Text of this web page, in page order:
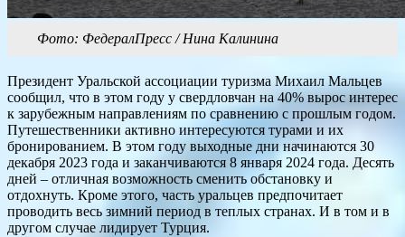
Фото: ФедералПресс / Нина Калинина
Президент Уральской ассоциации туризма Михаил Мальцев
сообщил, что в этом году у свердловчан на 40% вырос интерес
к зарубежным направлениям по сравнению с прошлым годом.
Путешественники активно интересуются турами и их
бронированием. В этом году выходные дни начинаются 30
декабря 2023 года и заканчиваются 8 января 2024 года. Десять
дней – отличная возможность сменить обстановку и
отдохнуть. Кроме этого, часть уральцев предпочитает
проводить весь зимний период в теплых странах. И в том и в
другом случае лидирует Турция.